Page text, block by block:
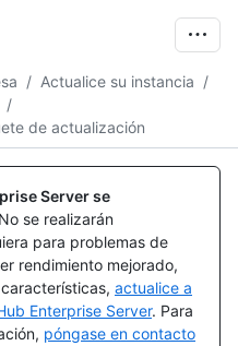
/ Actualice su instancia /
/
de actualización
Server se
No se realizarán
para problemas de
rendimiento mejorado,
actualice a
Enterprise Server. Para
póngase en contacto